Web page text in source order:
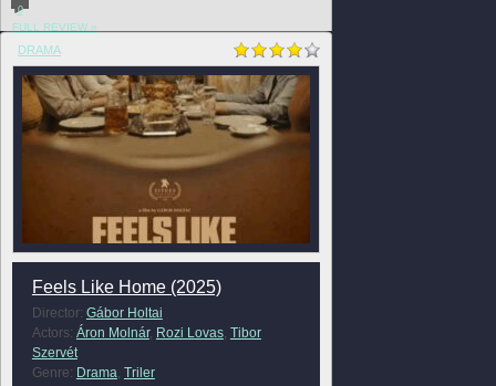
0
FULL REVIEW »
DRAMA
Feels Like Home (2025)
Director: Gábor Holtai
Actors: Áron Molnár, Rozi Lovas, Tibor
Szervét
Genre: Drama, Triler